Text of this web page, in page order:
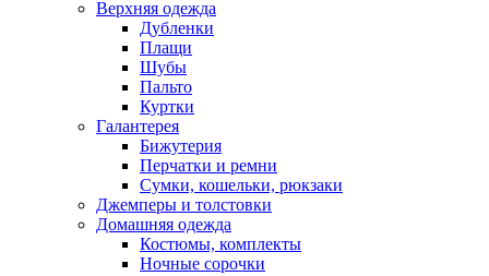
Верхняя одежда
Дубленки
Плащи
Шубы
Пальто
Куртки
Галантерея
Бижутерия
Перчатки и ремни
Сумки, кошельки, рюкзаки
Джемперы и толстовки
Домашняя одежда
Костюмы, комплекты
Ночные сорочки